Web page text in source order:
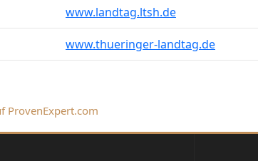
www.landtag.ltsh.de
www.thueringer-landtag.de